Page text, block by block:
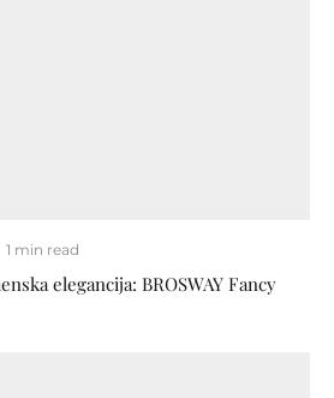
1 min read
elegancija: BROSWAY Fancy